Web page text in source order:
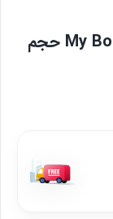
رول ضد تعریق مردانه شون مدل My Boss حجم